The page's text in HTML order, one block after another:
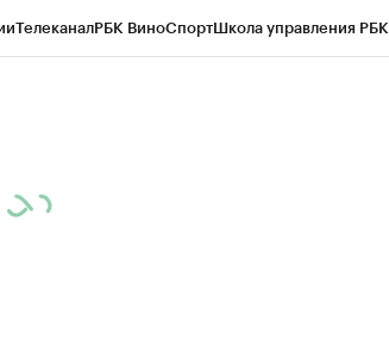
ТелеканалРБК ВиноСпортШкола управления РБК